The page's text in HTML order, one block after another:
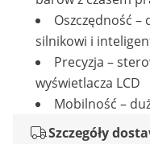
Oszczędność –
silnikowi i
Precyzja –
wyświetlacza LCD
Mobilność –
Szczegóły